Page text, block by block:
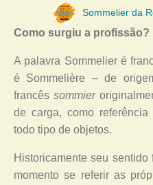
Sommelier da
Como surgiu a profissão?
A palavra Sommelier é
é Sommelière – de
francês sommier
de carga, como
todo tipo de objetos.
Historicamente seu
momento se referir as